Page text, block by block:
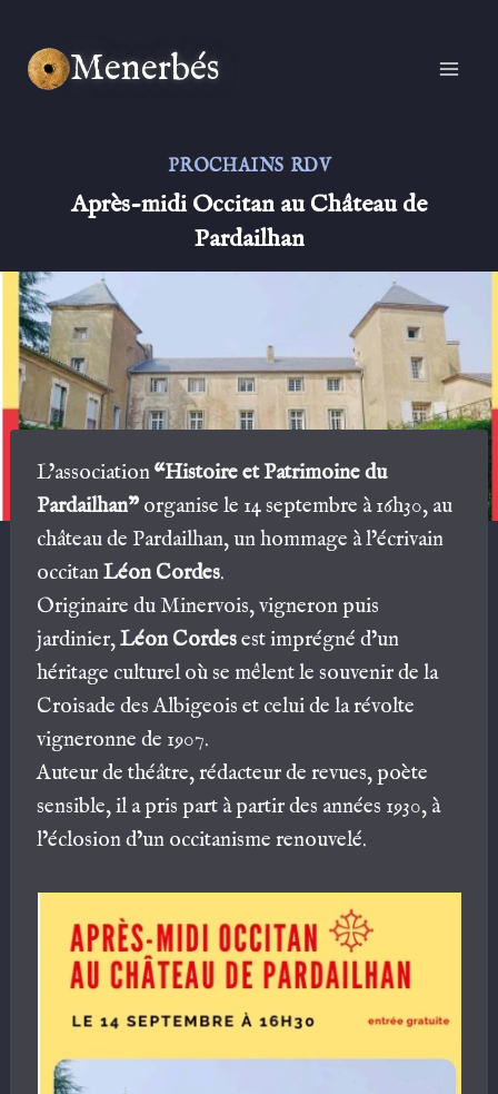
contenuMenerbés
PROCHAINS RDV
Après-midi Occitan au Château de
Pardailhan
L’association“Histoire et Patrimoine du
Pardailhan” organise le 14 septembre à 16h30, au
château de Pardailhan, un hommage à l’écrivain
occitanLéon Cordes.
Originaire du Minervois, vigneron puis
jardinier,Léon Cordesest imprégné d’un
héritage culturel où se mêlent le souvenir de la
Croisade des Albigeois et celui de la révolte
vigneronne de 1907.
Auteur de théâtre, rédacteur de revues, poète
sensible, il a pris part à partir des années 1930, à
l’éclosion d’un occitanisme renouvelé.